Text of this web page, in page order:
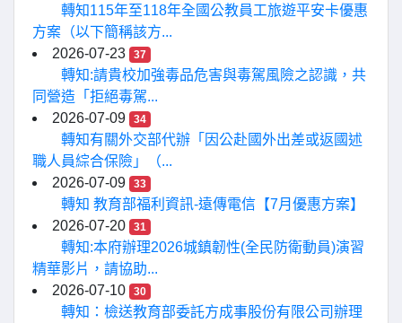
轉知115年至118年全國公教員工旅遊平安卡優惠
方案（以下簡稱該方...
2026-07-23
37
轉知:請貴校加強毒品危害與毒駕風險之認識，共
同營造「拒絕毒駕...
2026-07-09
34
轉知有關外交部代辦「因公赴國外出差或返國述
職人員綜合保險」（...
2026-07-09
33
轉知 教育部福利資訊-遠傳電信【7月優惠方案】
2026-07-20
31
轉知:本府辦理2026城鎮韌性(全民防衛動員)演習
精華影片，請協助...
2026-07-10
30
轉知：檢送教育部委託方成事股份有限公司辦理